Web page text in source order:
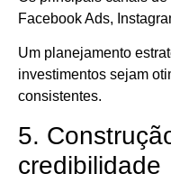
Facebook Ads,
Um planejamento
investimentos sejam
consistentes.
5.
credibilidade